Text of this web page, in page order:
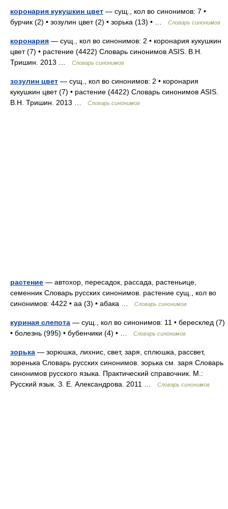
коронария кукушкин цвет — сущ., кол во синонимов: 7 •
бурчик (2) • зозулин цвет (2) • зорька (13) • …
Словарь синонимов
коронария — сущ., кол во синонимов: 2 • коронария кукушкин
цвет (7) • растение (4422) Словарь синонимов ASIS. В.Н.
Тришин. 2013 …
Словарь синонимов
зозулин цвет — сущ., кол во синонимов: 2 • коронария
кукушкин цвет (7) • растение (4422) Словарь синонимов ASIS.
В.Н. Тришин. 2013 …
Словарь синонимов
растение — автохор, пересадок, рассада, растеньице,
семенник Словарь русских синонимов. растение сущ., кол во
синонимов: 4422 • аа (3) • абака …
Словарь синонимов
куриная слепота — сущ., кол во синонимов: 11 • бересклед (7)
• болезнь (995) • бубенчики (4) • …
Словарь синонимов
зорька — зорюшка, лихнис, свет, заря, сплюшка, рассвет,
зоренька Словарь русских синонимов. зорька см. заря Словарь
синонимов русского языка. Практический справочник. М.:
Русский язык. З. Е. Александрова. 2011 …
Словарь синонимов